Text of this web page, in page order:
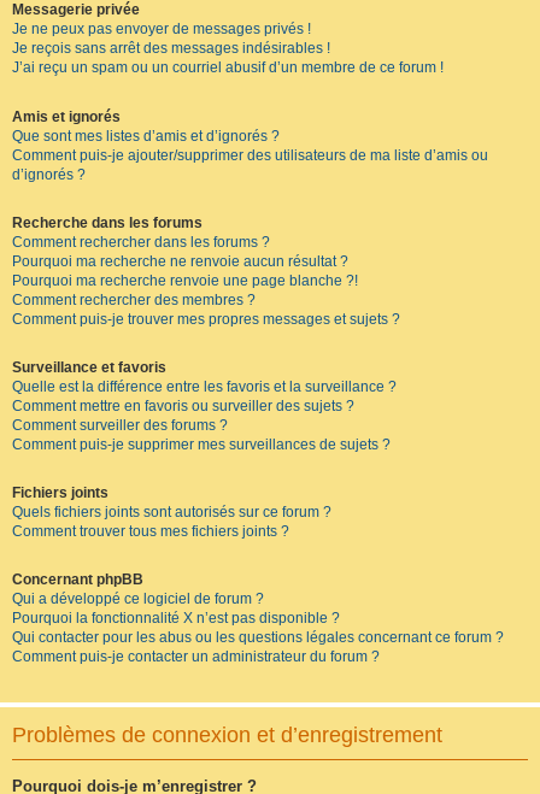
Messagerie privée
Je ne peux pas envoyer de messages privés !
Je reçois sans arrêt des messages indésirables !
J’ai reçu un spam ou un courriel abusif d’un membre de ce forum !
Amis et ignorés
Que sont mes listes d’amis et d’ignorés ?
Comment puis-je ajouter/supprimer des utilisateurs de ma liste d’amis ou
d’ignorés ?
Recherche dans les forums
Comment rechercher dans les forums ?
Pourquoi ma recherche ne renvoie aucun résultat ?
Pourquoi ma recherche renvoie une page blanche ?!
Comment rechercher des membres ?
Comment puis-je trouver mes propres messages et sujets ?
Surveillance et favoris
Quelle est la différence entre les favoris et la surveillance ?
Comment mettre en favoris ou surveiller des sujets ?
Comment surveiller des forums ?
Comment puis-je supprimer mes surveillances de sujets ?
Fichiers joints
Quels fichiers joints sont autorisés sur ce forum ?
Comment trouver tous mes fichiers joints ?
Concernant phpBB
Qui a développé ce logiciel de forum ?
Pourquoi la fonctionnalité X n’est pas disponible ?
Qui contacter pour les abus ou les questions légales concernant ce forum ?
Comment puis-je contacter un administrateur du forum ?
Problèmes de connexion et d’enregistrement
Pourquoi dois-je m’enregistrer ?